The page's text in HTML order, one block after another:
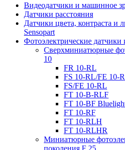
Видеодатчики и машинное
Датчики расстояния
Датчики цвета, контраста и
Sensopart
Фотоэлектрические
Сверхминиатюрные
10
FR 10-RL
FS 10-RL/FE 10-
FS/FE 10-RL
FT 10-B-RLF
FT 10-BF
FT 10-RF
FT 10-RLH
FT 10-RLHR
Миниатюрные
поколения F 25